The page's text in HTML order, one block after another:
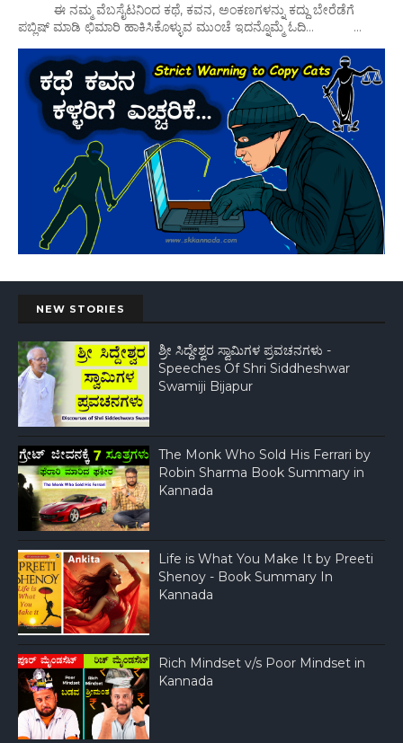
ಈ ನಮ್ಮ ವೆಬಸೈಟನಿಂದ ಕಥೆ, ಕವನ, ಅಂಕಣಗಳನ್ನು ಕದ್ದು ಬೇರೆಡೆಗೆ
ಪಬ್ಲಿಷ್ ಮಾಡಿ ಛಿಮಾರಿ ಹಾಕಿಸಿಕೊಳ್ಳುವ ಮುಂಚೆ ಇದನ್ನೊಮ್ಮೆ ಓದಿ... ...
NEW STORIES
ಶ್ರೀ ಸಿದ್ದೇಶ್ವರ ಸ್ವಾಮಿಗಳ ಪ್ರವಚನಗಳು -
Speeches Of Shri Siddheshwar
Swamiji Bijapur
The Monk Who Sold His Ferrari by
Robin Sharma Book Summary in
Kannada
Life is What You Make It by Preeti
Shenoy - Book Summary In
Kannada
Rich Mindset v/s Poor Mindset in
Kannada